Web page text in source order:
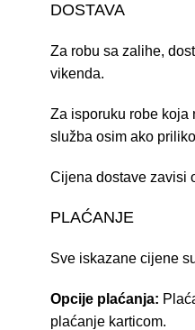
DOSTAVA
Za robu sa zalihe,
vikenda.
Za isporuku robe koja
služba osim ako
Cijena dostave zavisi
PLAĆANJE
Sve iskazane cijene
Opcije plaćanja:
plaćanje karticom.